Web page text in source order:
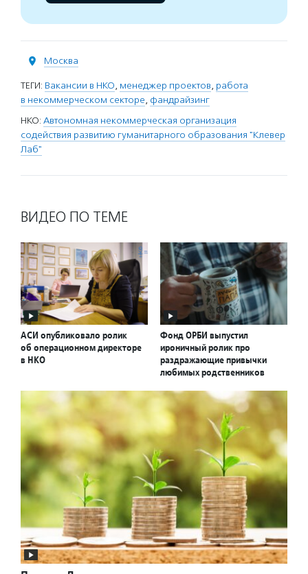
Москва
ТЕГИ: Вакансии в НКО, менеджер проектов, работа
в некоммерческом секторе, фандрайзинг
НКО: Автономная некоммерческая организация
содействия развитию гуманитарного образования "Клевер
Лаб"
ВИДЕО ПО ТЕМЕ
АСИ опубликовало ролик
об операционном директоре
в НКО
Фонд ОРБИ выпустил
ироничный ролик про
раздражающие привычки
любимых родственников